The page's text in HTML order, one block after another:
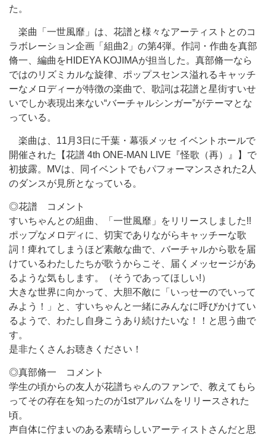
た。
楽曲「一世風靡」は、花譜と様々なアーティストとのコ
ラボレーション企画「組曲2」の第4弾。作詞・作曲を真部
脩一、編曲をHIDEYA KOJIMAが担当した。真部脩一なら
ではのリズミカルな旋律、ポップスセンス溢れるキャッチ
ーなメロディーが特徴の楽曲で、歌詞は花譜と星街すいせ
いでしか表現出来ない“バーチャルシンガー”がテーマとな
っている。
楽曲は、11月3日に千葉・幕張メッセ イベントホールで
開催された【花譜 4th ONE-MAN LIVE『怪歌（再）』】で
初披露。MVは、同イベントでもパフォーマンスされた2人
のダンスが見所となっている。
◎花譜 コメント
すいちゃんとの組曲、「一世風靡」をリリースしました!!
ポップなメロディに、切実でありながらキャッチーな歌
詞！痺れてしまうほど素敵な曲で、バーチャルから歌を届
けているわたしたちが歌うからこそ、届くメッセージがあ
るような気もします。（そうであってほしい!）
大きな世界に向かって、大胆不敵に「いっせーのでいって
みよう！」と、すいちゃんと一緒にみんなに呼びかけてい
るようで、わたし自身こうあり続けたいな！！と思う曲で
す。
是非たくさんお聴きください！
◎真部脩一 コメント
学生の頃からの友人が花譜ちゃんのファンで、教えてもら
ってその存在を知ったのが1stアルバムをリリースされた
頃。
声自体に佇まいのある素晴らしいアーティストさんだと思